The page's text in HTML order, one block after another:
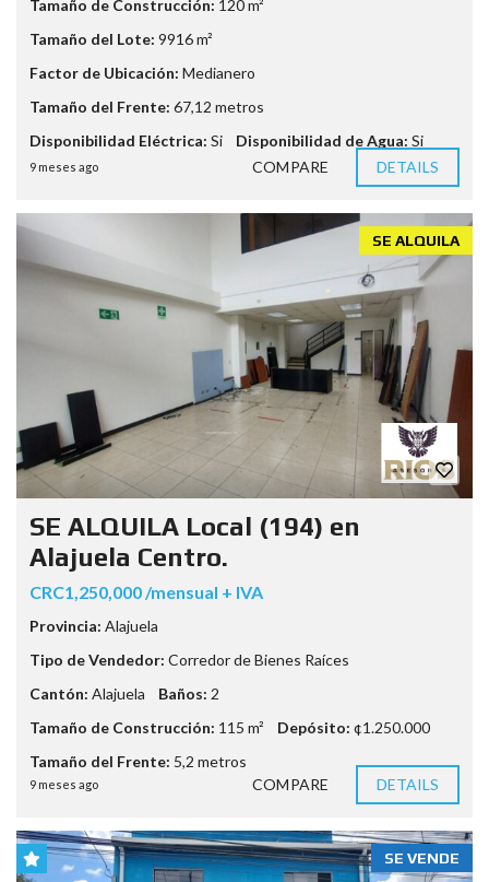
Tamaño de Construcción: 120 m²
Tamaño del Lote: 9916 m²
Factor de Ubicación: Medianero
Tamaño del Frente: 67,12 metros
Disponibilidad Eléctrica: Si Disponibilidad de Agua: Si
9 meses ago COMPARE DETAILS
SE ALQUILA
SE ALQUILA Local (194) en
Alajuela Centro.
CRC1,250,000 /mensual + IVA
Provincia: Alajuela
Tipo de Vendedor: Corredor de Bienes Raíces
Cantón: Alajuela Baños: 2
Tamaño de Construcción: 115 m² Depósito: ¢1.250.000
Tamaño del Frente: 5,2 metros
9 meses ago COMPARE DETAILS
SE VENDE